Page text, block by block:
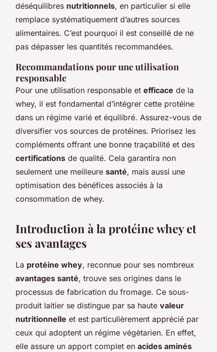
déséquilibres nutritionnels, en particulier si elle
remplace systématiquement d’autres sources
alimentaires. C’est pourquoi il est conseillé de ne
pas dépasser les quantités recommandées.
Recommandations pour une utilisation
responsable
Pour une utilisation responsable et efficace de la
whey, il est fondamental d’intégrer cette protéine
dans un régime varié et équilibré. Assurez-vous de
diversifier vos sources de protéines. Priorisez les
compléments offrant une bonne traçabilité et des
certifications de qualité. Cela garantira non
seulement une meilleure santé, mais aussi une
optimisation des bénéfices associés à la
consommation de whey.
Introduction à la protéine whey et
ses avantages
La protéine whey, reconnue pour ses nombreux
avantages santé, trouve ses origines dans le
processus de fabrication du fromage. Ce sous-
produit laitier se distingue par sa haute valeur
nutritionnelle et est particulièrement apprécié par
ceux qui adoptent un régime végétarien. En effet,
elle assure un apport complet en acides aminés